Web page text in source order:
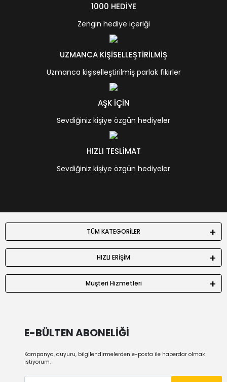
1000 HEDİYE
Zengin hediye içeriği
UZMANCA KİŞİSELLEŞTİRİLMİŞ
Uzmanca kişiselleştirilmiş parlak fikirler
AŞK İÇİN
Sevdiğiniz kişiye özgün hediyeler
HIZLI TESLİMAT
Sevdiğiniz kişiye özgün hediyeler
TÜM KATEGORİLER
HIZLI ERİŞİM
Müşteri Hizmetleri
E-BÜLTEN ABONELİĞİ
Kampanya, duyuru, bilgilendirmelerden e-posta ile haberdar olmak
istiyorum.